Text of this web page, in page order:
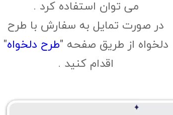
می توان استفاده کرد .
در صورت تمایل به سفارش با طرح
دلخواه از طریق صفحه "طرح دلخواه"
اقدام کنید .